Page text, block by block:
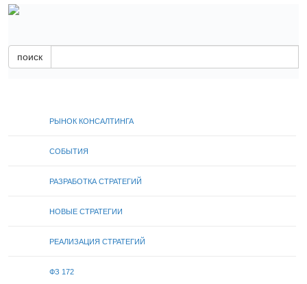
поиск
РЫНОК КОНСАЛТИНГА
СОБЫТИЯ
РАЗРАБОТКА СТРАТЕГИЙ
НОВЫЕ СТРАТЕГИИ
РЕАЛИЗАЦИЯ СТРАТЕГИЙ
ФЗ 172